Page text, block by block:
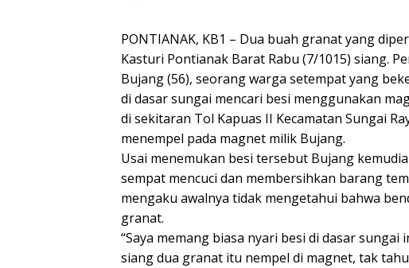
PONTIANAK, KB1 – Dua buah granat yang
Kasturi Pontianak Barat Rabu (7/1015) siang.
Bujang (56), seorang warga setempat yang
di dasar sungai mencari besi menggunakan
di sekitaran Tol Kapuas II Kecamatan Sungai
menempel pada magnet milik Bujang.
Usai menemukan besi tersebut Bujang
sempat mencuci dan membersihkan barang
mengaku awalnya tidak mengetahui bahwa
granat.
“Saya memang biasa nyari besi di dasar
siang dua granat itu nempel di magnet, tak